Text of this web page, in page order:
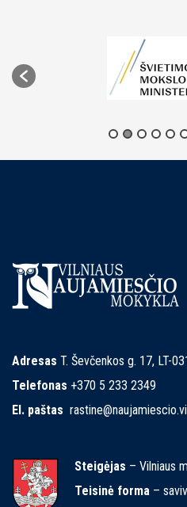
Adresas T. Ševčenkos g. 17, LT-
Telefonas +370 5 233 2349
El. paštas
Steigėjas – Vilniaus
Teisinė forma –